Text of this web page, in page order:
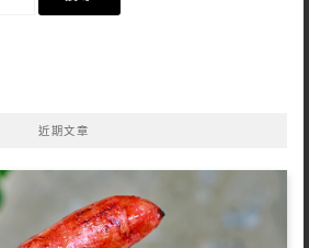
近期文章